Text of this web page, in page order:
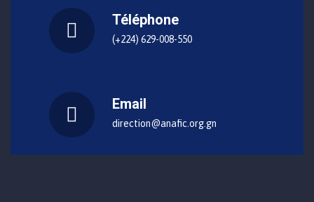
Téléphone
(+224) 629-008-550
Email
direction@anafic.org.gn